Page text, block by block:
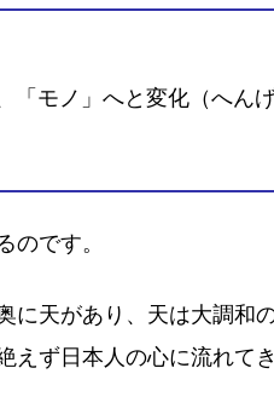
モノ」へと変化（へんげ
です。
天があり、天は大調和
えず日本人の心に流れてき